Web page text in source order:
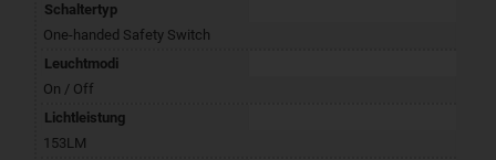
Schaltertyp
One-handed Safety Switch
Leuchtmodi
On / Off
Lichtleistung
153LM